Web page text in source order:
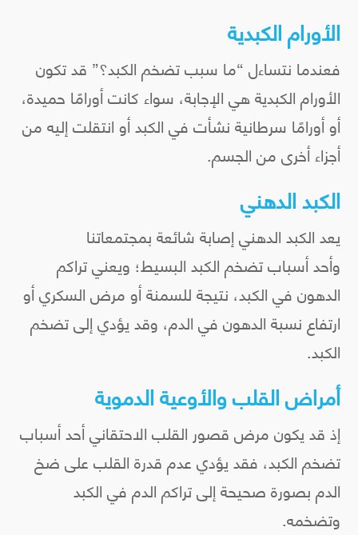
الأورام الكبدية
فعندما نتساءل “ما سبب تضخم الكبد؟” قد تكون
الأورام الكبدية هي الإجابة، سواء كانت أورامًا حميدة،
أو أورامًا سرطانية نشأت في الكبد أو انتقلت إليه من
أجزاء أخرى من الجسم.
الكبد الدهني
يعد الكبد الدهني إصابة شائعة بمجتمعاتنا
وأحد أسباب تضخم الكبد البسيط؛ ويعني تراكم
الدهون في الكبد، نتيجة للسمنة أو مرض السكري أو
ارتفاع نسبة الدهون في الدم، وقد يؤدي إلى تضخم
الكبد.
أمراض القلب والأوعية الدموية
إذ قد يكون مرض قصور القلب الاحتقاني أحد أسباب
تضخم الكبد، فقد يؤدي عدم قدرة القلب على ضخ
الدم بصورة صحيحة إلى تراكم الدم في الكبد
وتضخمه.